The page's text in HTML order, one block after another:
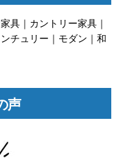
具｜カントリー家具｜
チュリー｜モダン｜和
声